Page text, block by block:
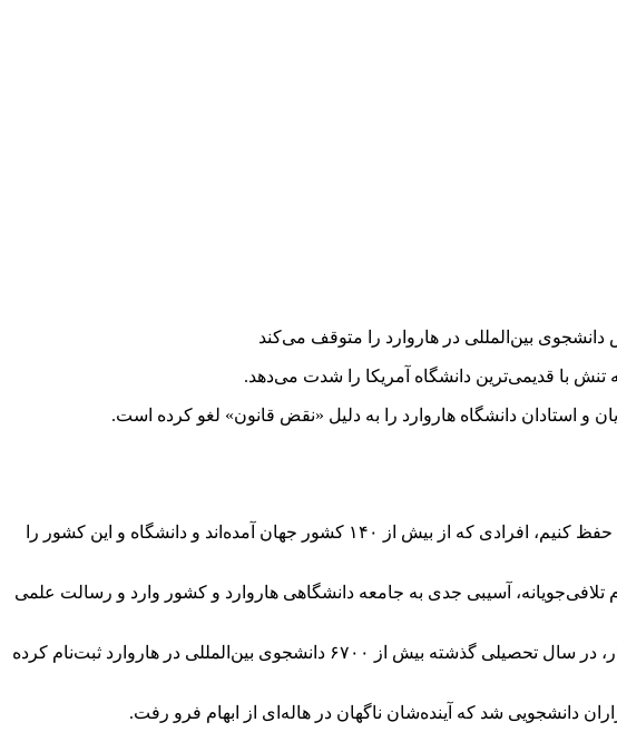
بین‌المللی در هاروارد را متوقف می‌کند
تنش با قدیمی‌ترین دانشگاه آمریکا را شدت می‌دهد.
و استادان دانشگاه هاروارد را به دلیل «نقض قانون» لغو کرده است.
در بیانیه دانشگاه آمده است: «ما کاملا متعهد هستیم که برنامه هاروارد در میزبانی از دانشجویان و پژوهشگران بین‌المللی را حفظ کنیم، افرادی که از بیش از ۱۴۰ کشور جهان آمده‌اند و دانشگاه و این کشور را
آسیبی جدی به جامعه دانشگاهی هاروارد و کشور وارد و رسالت علمی
تصمیم دولت ترامپ می‌تواند هزاران دانشجوی بین‌المللی مشغول به تحصیل در این دانشگاه را تحت تاثیر قرار دهد. طبق آمار، در سال تحصیلی گذشته بیش از ۶۷۰۰ دانشجوی بین‌المللی در هاروارد ثبت‌نام کرده